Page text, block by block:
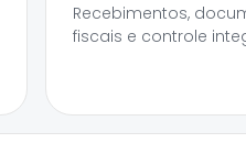
Recebimentos,
fiscais e controle